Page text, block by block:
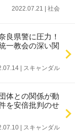
2022.07.21 | 社会
良県警に圧力！
一教会の深い関
| スキャンダル
体との関係が動
を安倍批判のせ
| スキャンダル